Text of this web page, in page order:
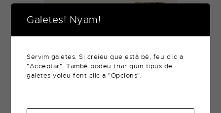
Informational
Podcasts Soon
novembre 17, 2017
Related Posts
Galetes! Nyam!
Servim galetes. Si creieu que està bé, feu clic a
"Acceptar". També podeu triar quin tipus de
galetes voleu fent clic a "Opcions".